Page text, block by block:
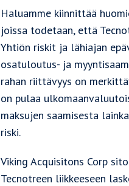
Haluamme kiinnittää
joissa todetaan, että
Yhtiön riskit ja lähiajan
osatuloutus- ja
rahan riittävyys on
on pulaa
maksujen saamisesta
riski.
Viking Acquisitons Corp
Tecnotreen liikkeeseen